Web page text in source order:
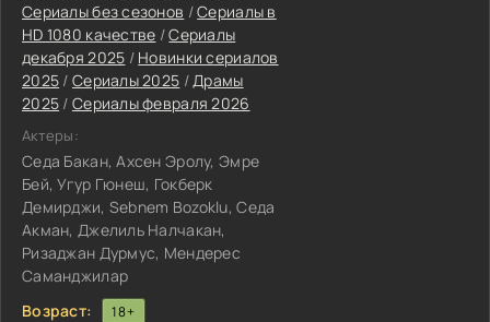
Сериалы без сезонов /Сериалы в
HD 1080 качестве /Сериалы
декабря 2025 / Новинки сериалов
2025 / Сериалы 2025 /Драмы
2025 / Сериалы февраля 2026
Актеры:
Седа Бакан, Ахсен Эролу, Эмре
Бей, Угур Гюнеш, Гокберк
Демирджи, Sebnem Bozoklu, Седа
Акман, Джелиль Налчакан,
Ризаджан Дурмус, Мендерес
Саманджилар
Возраст:
18+